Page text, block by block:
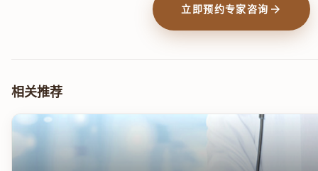
立即预约专家咨询 arrow_forward
相关推荐